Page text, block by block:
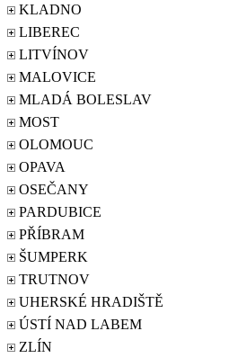
KLADNO
LIBEREC
LITVÍNOV
MALOVICE
MLADÁ BOLESLAV
MOST
OLOMOUC
OPAVA
OSEČANY
PARDUBICE
PŘÍBRAM
ŠUMPERK
TRUTNOV
UHERSKÉ HRADIŠTĚ
ÚSTÍ NAD LABEM
ZLÍN